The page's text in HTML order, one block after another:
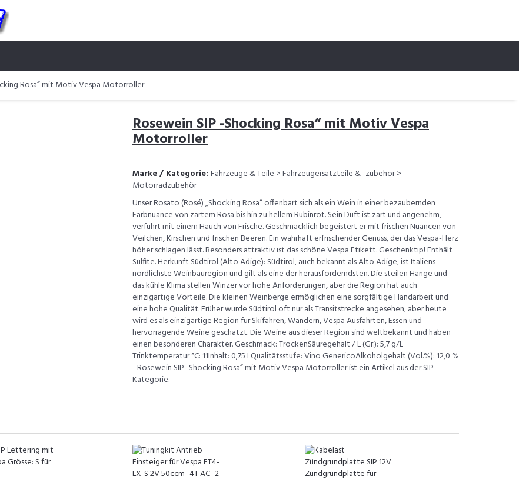
Rosa“ mit Motiv Vespa Motorroller
Rosewein SIP -Shocking Rosa“ mit Motiv Vespa
Motorroller
Marke / Kategorie: Fahrzeuge & Teile > Fahrzeugersatzteile & -zubehör >
Motorradzubehör
Unser Rosato (Rosé) „Shocking Rosa“ offenbart sich als ein Wein in einer bezaubernden
Farbnuance von zartem Rosa bis hin zu hellem Rubinrot. Sein Duft ist zart und angenehm,
verführt mit einem Hauch von Frische. Geschmacklich begeistert er mit frischen Nuancen von
Veilchen, Kirschen und frischen Beeren. Ein wahrhaft erfrischender Genuss, der das Vespa-Herz
höher schlagen lässt. Besonders attraktiv ist das schöne Vespa Etikett. Geschenktip! Enthält
Sulfite. Herkunft Südtirol (Alto Adige): Südtirol, auch bekannt als Alto Adige, ist Italiens
nördlichste Weinbauregion und gilt als eine der herausforderndsten. Die steilen Hänge und
das kühle Klima stellen Winzer vor hohe Anforderungen, aber die Region hat auch
einzigartige Vorteile. Die kleinen Weinberge ermöglichen eine sorgfältige Handarbeit und
eine hohe Qualität. Früher wurde Südtirol oft nur als Transitstrecke angesehen, aber heute
wird es als einzigartige Region für Skifahren, Wandern, Vespa Ausfahrten, Essen und
hervorragende Weine geschätzt. Die Weine aus dieser Region sind weltbekannt und haben
einen besonderen Charakter. Geschmack: TrockenSäuregehalt / L (Gr.): 5,7 g/L
Trinktemperatur °C: 11Inhalt: 0,75 LQualitätsstufe: Vino GenericoAlkoholgehalt (Vol.%): 12,0 %
- Rosewein SIP -Shocking Rosa“ mit Motiv Vespa Motorroller ist ein Artikel aus der SIP
Kategorie.